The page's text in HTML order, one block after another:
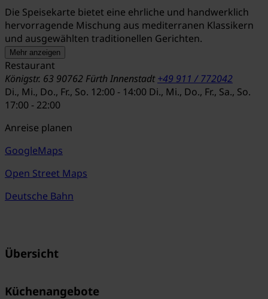
Die Speisekarte bietet eine ehrliche und handwerklich
hervorragende Mischung aus mediterranen Klassikern
und ausgewählten traditionellen Gerichten.
Mehr anzeigen
Restaurant
Königstr. 63 90762 Fürth Innenstadt +49 911 / 772042
Di., Mi., Do., Fr., So. 12:00 - 14:00 Di., Mi., Do., Fr., Sa., So.
17:00 - 22:00
Anreise planen
GoogleMaps
Open Street Maps
Deutsche Bahn
Übersicht
Küchenangebote